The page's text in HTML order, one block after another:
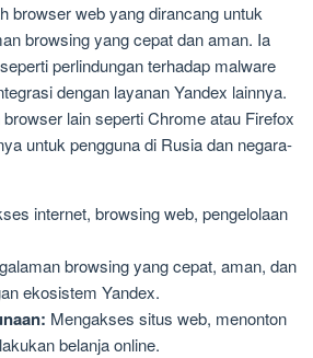
browser web yang dirancang untuk
browsing yang cepat dan aman. Ia
perlindungan terhadap malware
dengan layanan Yandex lainnya.
lain seperti Chrome atau Firefox
untuk pengguna di Rusia dan negara-
internet, browsing web, pengelolaan
browsing yang cepat, aman, dan
ekosistem Yandex.
Mengakses situs web, menonton
belanja online.